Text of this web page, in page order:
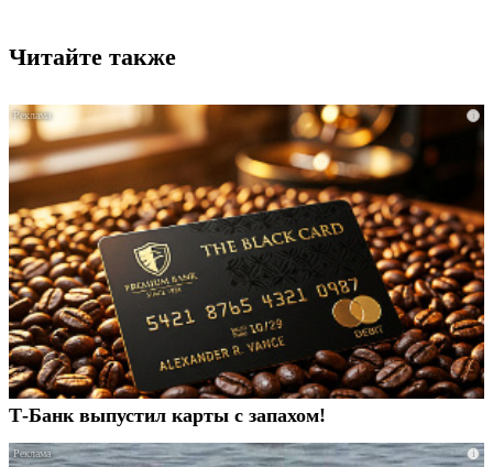
Читайте также
i
Т-Банк выпустил карты с запахом!
i